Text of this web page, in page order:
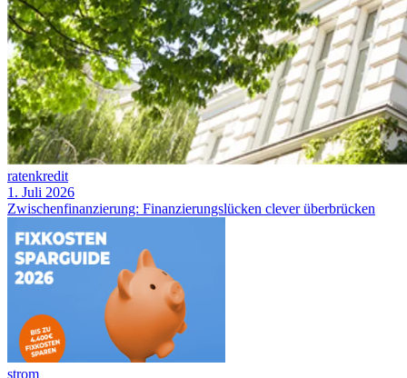
ratenkredit
1. Juli 2026
Zwischenfinanzierung: Finanzierungslücken clever überbrücken
strom